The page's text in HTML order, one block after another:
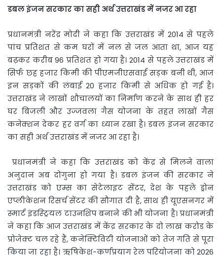
डबलइंजनसरकारकासही अर्थउत्तराखंडमेंनजर आरहा
प्रधानमंत्री नरेंद्र मोदी ने कहा कि उत्तराखंड में 2014 से पहले
पांच प्रतिशत से कम घरों में नल से जल आता था, आज यह
बढ़कर करीब 96 प्रतिशत हो गया है। 2014 से पहले उत्तराखंड में
सिर्फ छह हजार किमी की पीएमजीएसवाई सड़क बनी थी, आज
इन सड़कों की लंबाई 20 हजार किमी से अधिक हो गई है।
उत्तराखंड ने लाखों शौचालयों का निर्माण करने के साथ ही हर
घर बिजली और उज्जवला गैस योजना के तहत लाखों गैस
कनेक्शन देकर हर वर्ग का ध्यान रखा है। डबल इंजन सरकार
का सही अर्थ उत्तराखंड में नजर आ रहा है।
प्रधानमंत्री ने कहा कि उत्तराखंड को केंद्र से मिलने वाला
अनुदान अब दोगुना हो गया है। डबल इंजन की सरकार ने
उत्तराखंड को एम्स का सेटेलाइट सेंटर, देश के पहले ड्रोन
एप्लीकेशन रिसर्च सेंटर की सौगात दी है, साथ ही यूएसनगर में
स्मार्ट इंडस्ट्रियल टाउनशिप बनाने की भी योजना है। प्रधानमंत्री
ने कहा कि आज उत्तराखंड में केंद्र सरकार के दो लाख करोड के
प्रोजेक्ट चल रहे हैं, कनेक्टिविटी योजनाओं को तेज गति से पूरा
किया जा रहा है। ऋषिकेश-कर्णप्रयाग रेल परियोजना को 2026